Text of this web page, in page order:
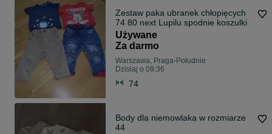
Zestaw paka ubranek chłopięcych
74 80 next Lupilu spodnie koszulki
Używane
Za darmo
Warszawa, Praga-Południe
Dzisiaj o 09:36
74
Body dla niemowlaka w rozmiarze
44